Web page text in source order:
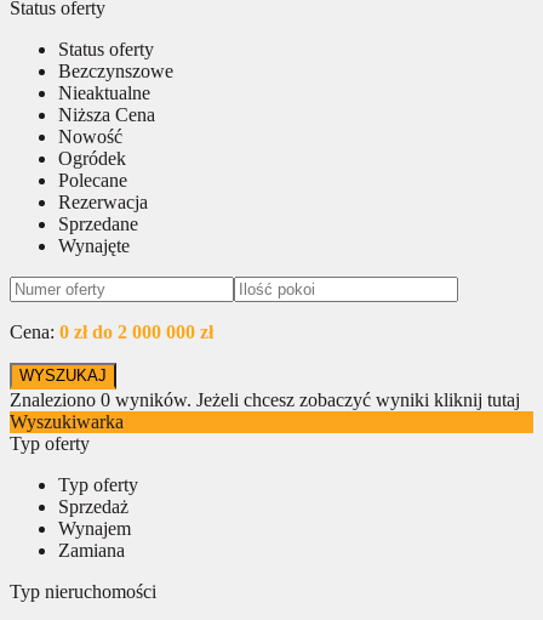
Status oferty
Status oferty
Bezczynszowe
Nieaktualne
Niższa Cena
Nowość
Ogródek
Polecane
Rezerwacja
Sprzedane
Wynajęte
Cena: 0 zł do 2 000 000 zł
Znaleziono 0 wyników. Jeżeli chcesz zobaczyć wyniki kliknij tutaj
Wyszukiwarka
Typ oferty
Typ oferty
Sprzedaż
Wynajem
Zamiana
Typ nieruchomości